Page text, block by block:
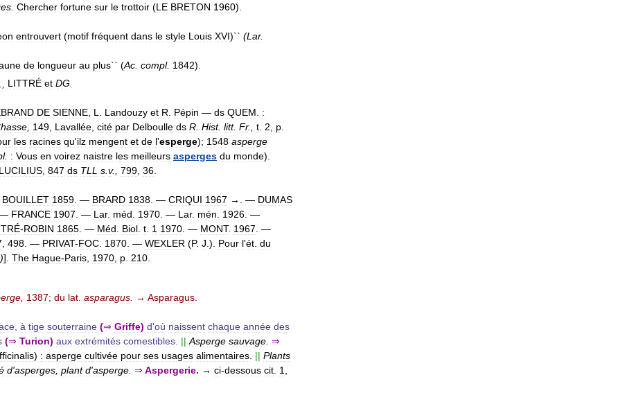
Chercher fortune sur le trottoir (LE BRETON 1960).
entrouvert (motif fréquent dans le style Louis XVI)`` (Lar.
de longueur au plus`` (Ac compl. 1842).
LITTRÉ et DG
DE SIENNE, L. Landouzy et R. Pépin — ds QUEM. :
, 149, Lavallée, cité par Delboulle ds R. Hist. litt. Fr., t. 2, p.
les racines qu'ilz mengent et de l'esperge); 1548 asperge
. : Vous en voirez naistre les meilleurs asperges du monde).
LUCILIUS, 847 ds TLL s.v., 799, 36.
BOUILLET 1859. — BRARD 1838. — CRIQUI 1967 →. — DUMAS
FRANCE 1907. — Lar. méd. 1970. — Lar. mén. 1926. —
-ROBIN 1865. — Méd. Biol. t. 1 1970. — MONT. 1967. —
, 498. — PRIVAT-FOC. 1870. — WEXLER (P. J.). Pour l'ét. du
]. The Hague-Paris, 1970, p. 210.
, 1387; du lat. asparagus. → Asparagus.
, à tige souterraine (⇒ Griffe) d'où naissent chaque année des
(⇒ Turion) aux extrémités comestibles. || Asperge sauvage. ⇒
) : asperge cultivée pour ses usages alimentaires. || Plants
d'asperges, plant d'asperge. ⇒ Aspergerie. → ci-dessous cit. 1,